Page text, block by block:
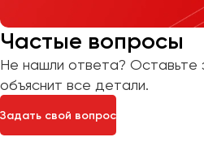
Частые вопросы
Не нашли ответа? Оставьте
объяснит все детали.
Задать свой вопрос